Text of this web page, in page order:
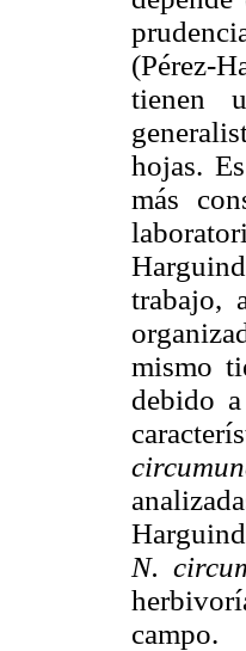
(Pérez-
tienen
hojas.
más
trabajo,
mismo
debido
N.
campo.